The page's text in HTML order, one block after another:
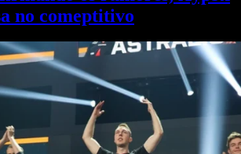
no comeptitivo